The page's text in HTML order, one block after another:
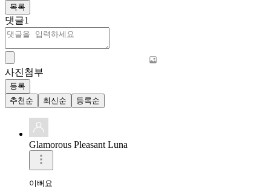
목록
댓글1
사진첨부
등록
추천순
최신순 등록순
Glamorous Pleasant Luna
이뻐요